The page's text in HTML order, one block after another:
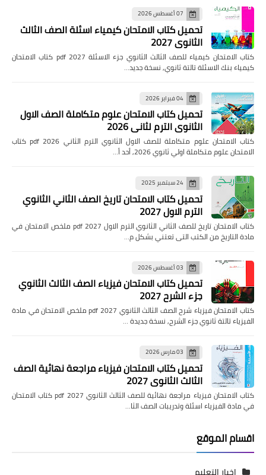
07 أغسطس 2026
تحميل كتاب الامتحان كيمياء اسئلة الصف الثالث
الثانوي 2027
كتاب الامتحان كيمياء للصف الثالث الثانوي جزء الاسئلة pdf 2027 كتاب الامتحان
كيمياء بنك الاسئلة تالتة ثانوي, نسخة جديد…
04 فبراير 2026
تحميل كتاب الامتحان علوم متكاملة الصف الاول
الثانوي الترم لثاني 2026
كتاب الامتحان علوم متكاملة للصف الاول الثانوي الترم الثاني pdf 2026 كتاب
الامتحان علوم متكاملة اولي ثانوي 2026, أحد أ…
24 سبتمبر 2025
تحميل كتاب الامتحان تاريخ الصف الثاني الثانوي
الترم الاول 2027
كتاب الامتحان تاريخ للصف الثاني الثانوي الترم الاول pdf 2027 ملخص الامتحان في
مادة التاريخ من الكتب التى تعتني بشكل م…
03 أغسطس 2026
تحميل كتاب الامتحان فيزياء الصف الثالث الثانوي
جزء الشرح 2027
كتاب الامتحان فيزياء شرح الصف الثالث الثانوي pdf 2027 ملخص الامتحان في مادة
الفيزياء تالتة ثانوي جزء الشرح, نسخة جديدة …
03 مارس 2026
تحميل كتاب الامتحان فيزياء مراجعة نهائية الصف
الثالث الثانوي 2027
كتاب الامتحان فيزياء مراجعة نهائية للصف الثالث الثانوي pdf 2027 كتاب الامتحان
في مادة الفيزياء اسئلة وتدريبات الصف الثا…
اقسام الموقع